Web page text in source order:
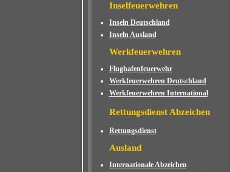
Inselfeuerwehren
Inseln Deutschland
Inseln Ausland
Werkfeuerwehren
Flughafenfeuerwehr
Werkfeuerwehren Deutschland
Werkfeuerwehren International
Rettungsdienst Abzeichen
Rettungsdienst
Ausland
Internationale Abzeichen